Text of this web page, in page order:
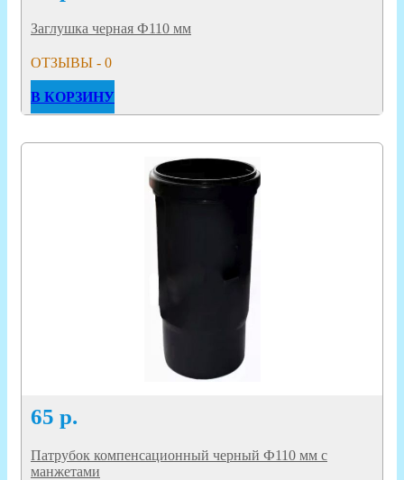
Заглушка черная Ф110 мм
ОТЗЫВЫ - 0
В КОРЗИНУ
65 р.
Патрубок компенсационный черный Ф110 мм с
манжетами